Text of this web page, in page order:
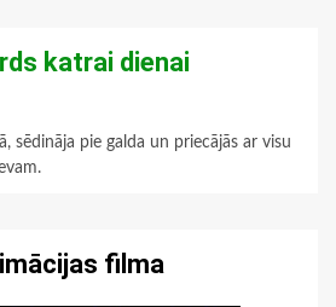
katrai dienai
sēdināja pie galda un priecājās ar visu
filma